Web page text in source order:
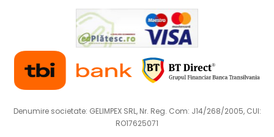
Denumire societate: GELIMPEX SRL, Nr. Reg. Com: J14/268/2005, CUI:
RO17625071